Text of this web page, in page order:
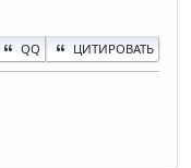
QQ ЦИТИРОВАТЬ